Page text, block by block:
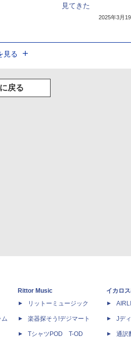
見てきた
2025年3月
見る
戻る
ム
Rittor Music
リットーミュージック
楽器探そう!デジマート
TシャツPOD T-OD
イカロ
Jデ
通訳